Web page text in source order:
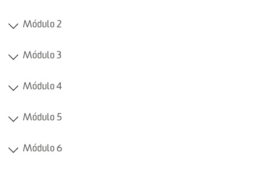
Módulo 2
Módulo 3
Módulo 4
Módulo 5
Módulo 6